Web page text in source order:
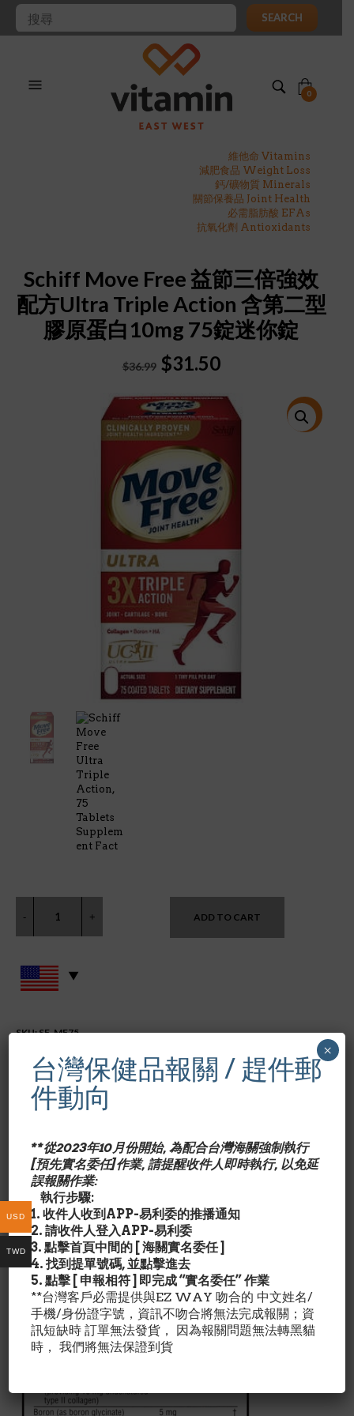
SEARCH
0
維他命 Vitamins
減肥食品 Weight Loss
鈣/礦物質 Minerals
關節保養品 Joint Health
必需脂肪酸 EFAs
抗氧化劑 Antioxidants
Schiff Move Free 益節三倍強效
配方Ultra Triple Action 含第二型
膠原蛋白10mg 75錠迷你錠
$36.99 Original
was:
$36.99.
$31.50Current
is:
$31.50.
特價!
ADD TO CART
SKU:SF-MF75
CHONDROITIN ,關節保養品 JOINT HEALTH
Schiff Move Free Ultra Triple Action, 75 Tablets
產品特色/Description:
葡萄糖氨(Glucosamine)從甲殼類動物的軟骨提煉得來,可
促進軟骨組織新生.軟骨素(Chondroitin)也具有增進膠原
蛋白的合成效能.兩者合併可增強關節間軟骨新生效果.
成份含量/Nutrition Facts:
台灣保健品報關 / 趕件郵
件動向
**從2023年10月份開始, 為配合台灣海關強制執行
[預先實名委任]作業, 請提醒收件人即時執行, 以免延
誤報關作業:
執行步驟:
1. 收件人收到APP-易利委的推播通知
2. 請收件人登入APP-易利委
3. 點擊首頁中間的 [ 海關實名委任 ]
4. 找到提單號碼, 並點擊進去
5. 點擊 [ 申報相符 ] 即完成 “實名委任” 作業
**台灣客戶必需提供與EZ WAY 吻合的 中文姓名/
手機/身份證字號，資訊不吻合將無法完成報關；資
訊短缺時 訂單無法發貨， 因為報關問題無法轉黑貓
時， 我們將無法保證到貨
×
USD
TWD